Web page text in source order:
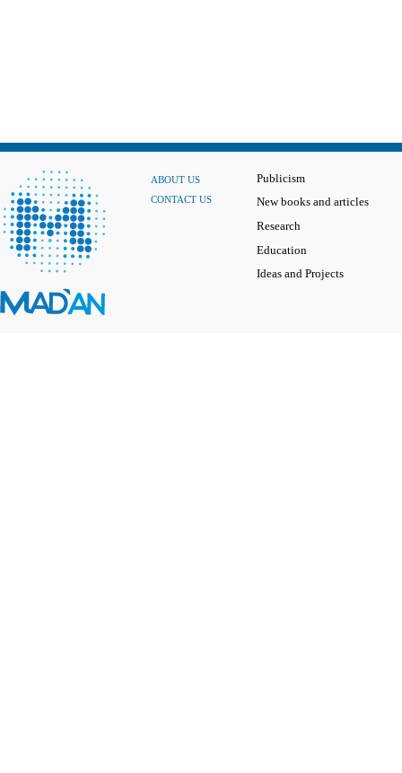
ABOUT US
CONTACT US
Publicism
New books and articles
Research
Education
Ideas and Projects